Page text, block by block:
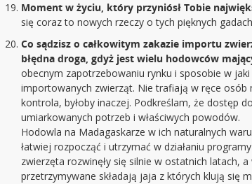
Moment w życiu, który przyniósł Tobie
się coraz to nowych rzeczy o tych pięknych
Co sądzisz o całkowitym zakazie importu
błędna droga, gdyż jest wielu hodowców
obecnym zapotrzebowaniu rynku i sposobie w
importowanych zwierząt. Nie trafiają w ręce osób
kontrola, byłoby inaczej. Podkreślam, że dostęp
umiarkowanych potrzeb i właściwych powodów.
Hodowla na Madagaskarze w ich naturalnych
łatwiej rozpocząć i utrzymać w działaniu
zwierzęta rozwinęły się silnie w ostatnich latach,
przetrzymywane składają jaja z których klują się